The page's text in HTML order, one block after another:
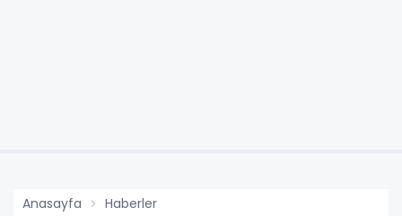
Anasayfa Haberler